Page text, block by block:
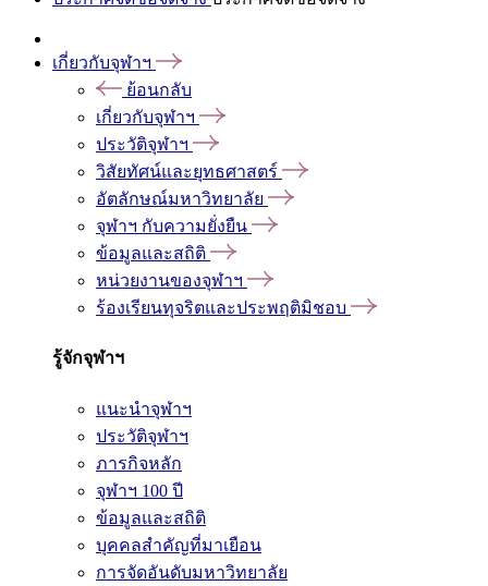
เกี่ยวกับจุฬาฯ
ย้อนกลับ
เกี่ยวกับจุฬาฯ
ประวัติจุฬาฯ
วิสัยทัศน์และยุทธศาสตร์
อัตลักษณ์มหาวิทยาลัย
จุฬาฯ กับความยั่งยืน
ข้อมูลและสถิติ
หน่วยงานของจุฬาฯ
ร้องเรียนทุจริตและประพฤติมิชอบ
รู้จักจุฬาฯ
แนะนำจุฬาฯ
ประวัติจุฬาฯ
ภารกิจหลัก
จุฬาฯ 100 ปี
ข้อมูลและสถิติ
บุคคลสำคัญที่มาเยือน
การจัดอันดับมหาวิทยาลัย